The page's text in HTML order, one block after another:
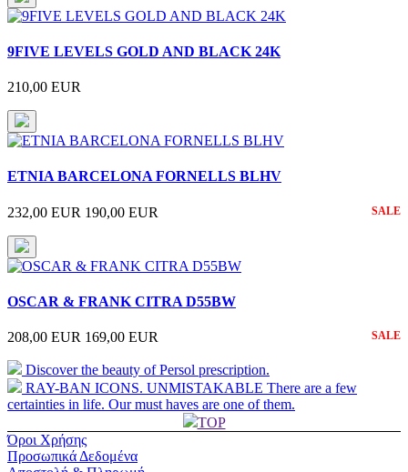
9FIVE LEVELS GOLD AND BLACK 24K
210,00 EUR
ETNIA BARCELONA FORNELLS BLHV
232,00 EUR 190,00 EUR SALE
OSCAR & FRANK CITRA D55BW
208,00 EUR 169,00 EUR SALE
Discover the beauty of Persol prescription.
RAY-BAN ICONS. UNMISTAKABLE There are a few
certainties in life. Our must haves are one of them.
TOP
Όροι Χρήσης
Προσωπικά Δεδομένα